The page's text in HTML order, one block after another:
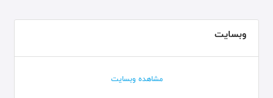
وبسایت
مشاهده وبسایت